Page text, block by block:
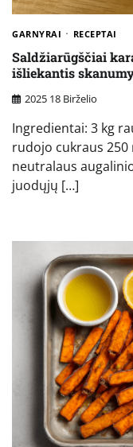
GARNYRAI RECEPTAI
Saldžiarūgščiai
išliekantis
2025 18 Birželio
Ingredientai: 3 kg
rudojo cukraus
neutralaus
juodųjų […]